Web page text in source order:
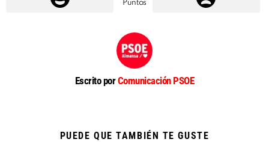
Puntos
Escrito porComunicación PSOE
PUEDE QUE TAMBIÉN TE GUSTE